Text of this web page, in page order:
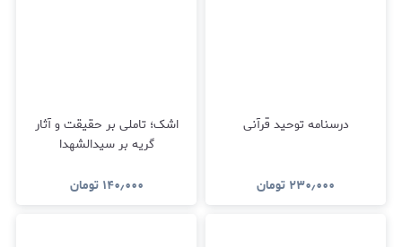
درسنامه توحید قرآنی
۲۳۰٫۰۰۰ تومان
اشک؛ تاملی بر حقیقت و آثار
گریه بر سیدالشهدا
۱۴۰٫۰۰۰ تومان